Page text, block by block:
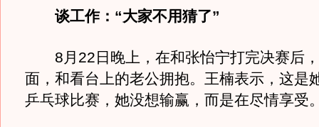
谈工作：“大家不用猜了”
8月22日晚上，在和张怡宁打完决赛后
面，和看台上的老公拥抱。王楠表示，这是
乒乓球比赛，她没想输赢，而是在尽情享受